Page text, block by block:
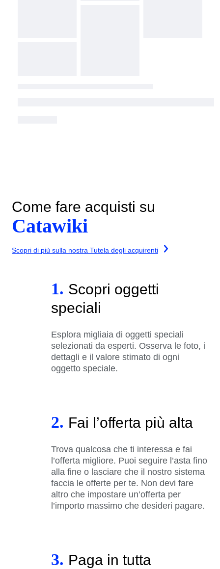
Come fare acquisti su
Catawiki
Scopri di più sulla nostra Tutela degli acquirenti
1. Scopri oggetti
speciali
Esplora migliaia di oggetti speciali
selezionati da esperti. Osserva le foto, i
dettagli e il valore stimato di ogni
oggetto speciale.
2. Fai l’offerta più alta
Trova qualcosa che ti interessa e fai
l’offerta migliore. Puoi seguire l’asta fino
alla fine o lasciare che il nostro sistema
faccia le offerte per te. Non devi fare
altro che impostare un’offerta per
l’importo massimo che desideri pagare.
3. Paga in tutta